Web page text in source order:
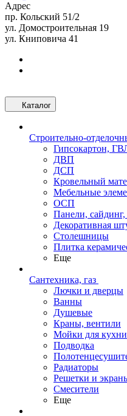
Адрес
пр. Кольский 51/2
ул. Домостроительная 19
ул. Книповича 41
Каталог
Строительно-
Гипсокартон,
ДВП
ДСП
Кровельный
Мебельные
ОСП
Панели,
Декоративная
Столешницы
Плитка
Еще
Сантехника, газ
Лючки и дверцы
Ванны
Душевые
Краны, вентили
Мойки для кухни
Подводка
Радиаторы
Решетки и
Смесители
Еще